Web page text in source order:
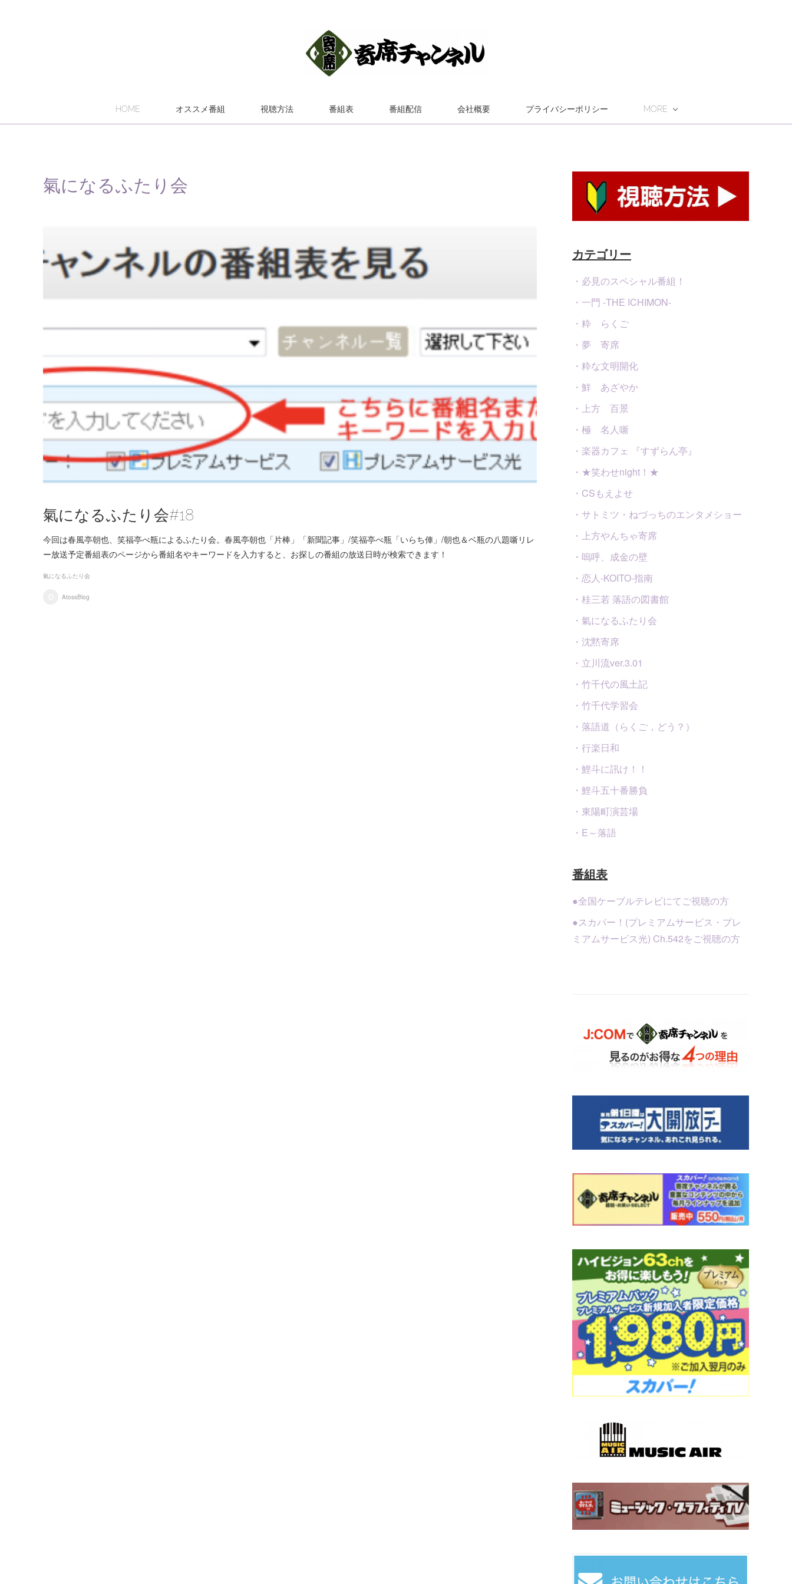
HOME オススメ番組 視聴方法 番組表 番組配信 会社概要 プライバシーポリシー MORE
氣になるふたり会
氣になるふたり会#18
今回は春風亭朝也、笑福亭べ瓶によるふたり会。春風亭朝也「片棒」「新聞記事」/笑福亭べ瓶「いらち俥」/朝也＆ベ瓶の八題噺リレ
ー放送予定番組表のページから番組名やキーワードを入力すると、お探しの番組の放送日時が検索できます！
氣になるふたり会
AtossBlog
カテゴリー
・必見のスペシャル番組！
・一門 -THE ICHIMON-
・粋 らくご
・夢 寄席
・粋な文明開化
・鮮 あざやか
・上方 百景
・極 名人噺
・楽器カフェ 『すずらん亭』
・★笑わせnight！★
・CSもえよせ
・サトミツ・ねづっちのエンタメショー
・上方やんちゃ寄席
・嗚呼、成金の壁
・恋人-KOITO-指南
・桂三若 落語の図書館
・氣になるふたり会
・沈黙寄席
・立川流ver.3.01
・竹千代の風土記
・竹千代学習会
・落語道（らくご，どう？）
・行楽日和
・鯉斗に訊け！！
・鯉斗五十番勝負
・東陽町演芸場
・E～落語
番組表
●全国ケーブルテレビにてご視聴の方
●スカパー！(プレミアムサービス・プレ
ミアムサービス光) Ch.542をご視聴の方